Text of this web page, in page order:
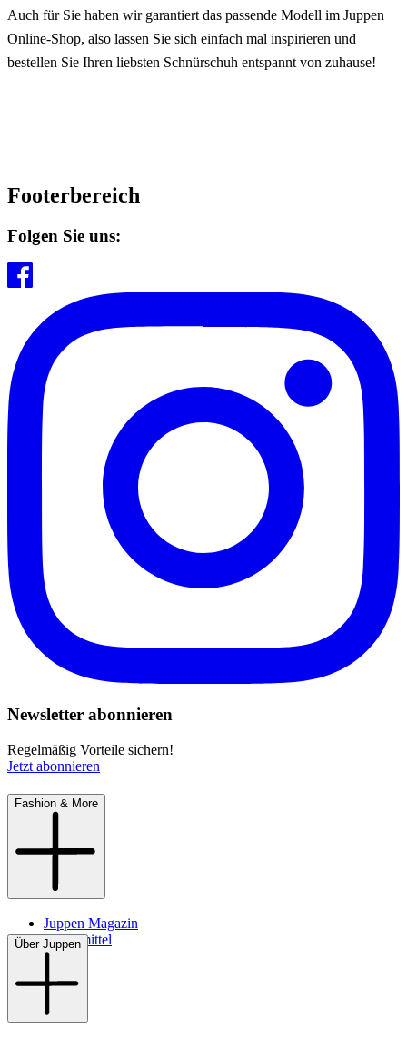
Auch für Sie haben wir garantiert das passende Modell im Juppen
Online-Shop, also lassen Sie sich einfach mal inspirieren und
bestellen Sie Ihren liebsten Schnürschuh entspannt von zuhause!
Footerbereich
Folgen Sie uns:
Newsletter abonnieren
Regelmäßig Vorteile sichern!
Jetzt abonnieren
Fashion & More
Juppen Magazin
Pflegemittel
Über Juppen